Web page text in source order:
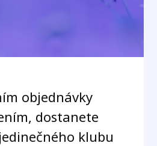
objednávky
dostanete
klubu